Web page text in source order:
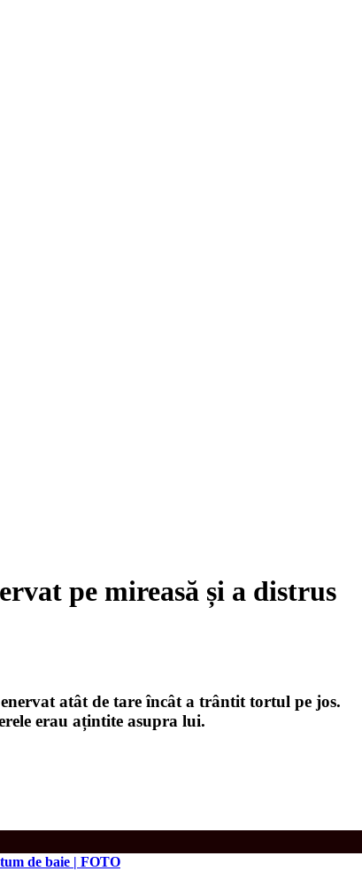
pe mireasă și a distrus
atât de tare încât a trântit tortul pe jos.
erau ațintite asupra lui.
de baie | FOTO